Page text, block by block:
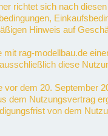
richtet sich nach
Hinweis auf
rag-modellbau.de
diese
dem 20. September
dem Nutzungsvertrag
von dem